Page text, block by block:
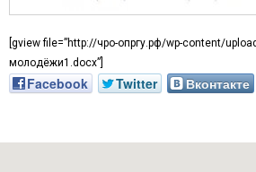
[gview file=”http://чро-опргу.рф/wp-content/
молодёжи1.docx”]
Facebook Twitter Вконтакте